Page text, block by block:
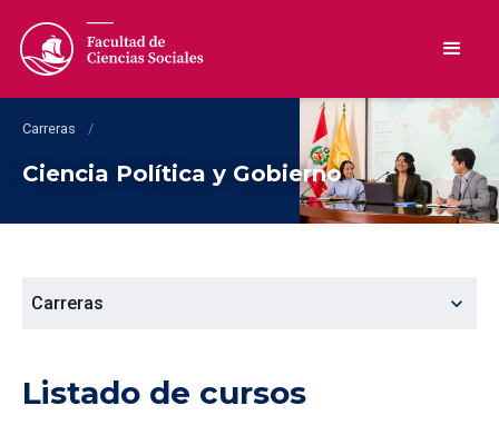
Carreras /
Ciencia Política y Gobierno
Carreras expand_more
Listado de cursos